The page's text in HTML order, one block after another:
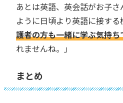
あとは英語、英会話がお子
ように日頃より英語に接する
護者の方も一緒に学ぶ気持ち
れませんね。」
まとめ